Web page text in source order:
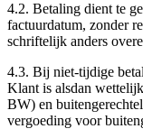
4.2. Betaling dient te
factuurdatum, zonder
schriftelijk anders
4.3. Bij niet-tijdige
Klant is alsdan
BW) en
vergoeding voor